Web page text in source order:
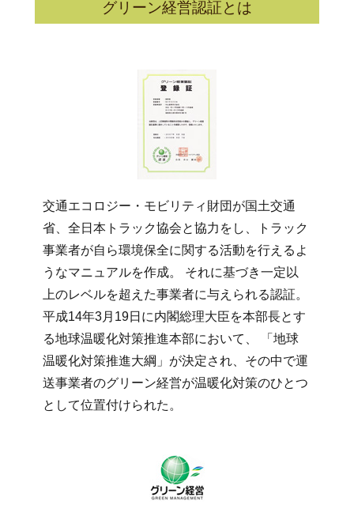
グリーン経営認証とは
交通エコロジー・モビリティ財団が国土交通
省、全日本トラック協会と協力をし、トラック
事業者が自ら環境保全に関する活動を行えるよ
うなマニュアルを作成。 それに基づき一定以
上のレベルを超えた事業者に与えられる認証。
平成14年3月19日に内閣総理大臣を本部長とす
る地球温暖化対策推進本部において、 「地球
温暖化対策推進大綱」が決定され、その中で運
送事業者のグリーン経営が温暖化対策のひとつ
として位置付けられた。